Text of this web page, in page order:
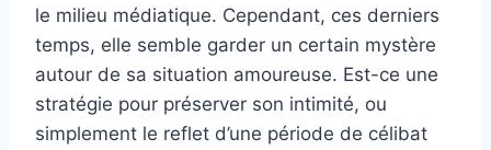
le milieu médiatique. Cependant, ces derniers
temps, elle semble garder un certain mystère
autour de sa situation amoureuse. Est-ce une
stratégie pour préserver son intimité, ou
simplement le reflet d’une période de célibat